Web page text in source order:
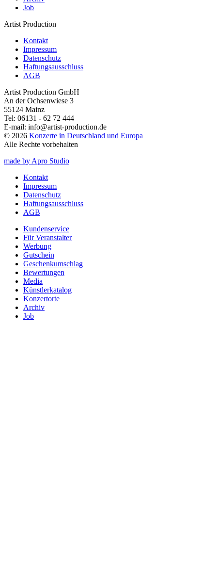
Job
Artist Production
Kontakt
Impressum
Datenschutz
Haftungsausschluss
AGB
Artist Production GmbH
An der Ochsenwiese 3
55124 Mainz
Tel: 06131 - 62 72 444
E-mail: info@artist-production.de
© 2026 Konzerte in Deutschland und Europa
Alle Rechte vorbehalten
made by Apro Studio
Kontakt
Impressum
Datenschutz
Haftungsausschluss
AGB
Kundenservice
Für Veranstalter
Werbung
Gutschein
Geschenkumschlag
Bewertungen
Media
Künstlerkatalog
Konzertorte
Archiv
Job